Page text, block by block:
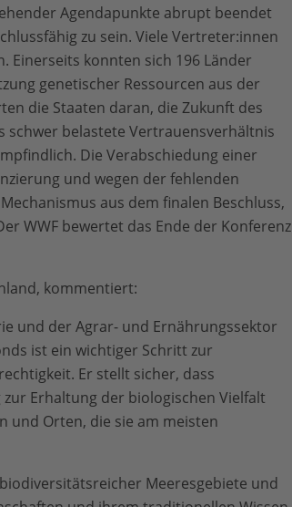
Agendapunkte abrupt beendet
zu sein. Viele Vertreter:innen
Einerseits konnten sich 196 Länder
genetischer Ressourcen aus der
die Staaten daran, die Zukunft des
schwer belastete Vertrauensverhältnis
Die Verabschiedung einer
und wegen der fehlenden
aus dem finalen Beschluss,
WWF bewertet das Ende der Konferenz
kommentiert:
und der Agrar- und Ernährungssektor
ist ein wichtiger Schritt zur
Er stellt sicher, dass
Erhaltung der biologischen Vielfalt
und Orten, die sie am meisten
Meeresgebiete und